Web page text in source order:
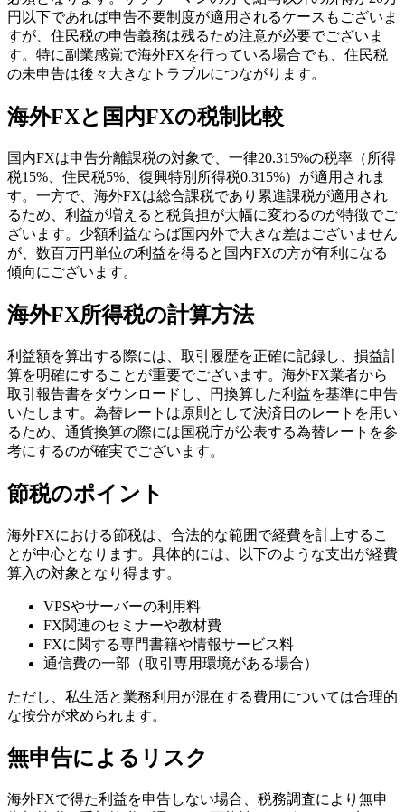
円以下であれば申告不要制度が適用されるケースもございま
すが、住民税の申告義務は残るため注意が必要でございま
す。特に副業感覚で海外FXを行っている場合でも、住民税
の未申告は後々大きなトラブルにつながります。
海外FXと国内FXの税制比較
国内FXは申告分離課税の対象で、一律20.315%の税率（所得
税15%、住民税5%、復興特別所得税0.315%）が適用されま
す。一方で、海外FXは総合課税であり累進課税が適用され
るため、利益が増えると税負担が大幅に変わるのが特徴でご
ざいます。少額利益ならば国内外で大きな差はございません
が、数百万円単位の利益を得ると国内FXの方が有利になる
傾向にございます。
海外FX所得税の計算方法
利益額を算出する際には、取引履歴を正確に記録し、損益計
算を明確にすることが重要でございます。海外FX業者から
取引報告書をダウンロードし、円換算した利益を基準に申告
いたします。為替レートは原則として決済日のレートを用い
るため、通貨換算の際には国税庁が公表する為替レートを参
考にするのが確実でございます。
節税のポイント
海外FXにおける節税は、合法的な範囲で経費を計上するこ
とが中心となります。具体的には、以下のような支出が経費
算入の対象となり得ます。
VPSやサーバーの利用料
FX関連のセミナーや教材費
FXに関する専門書籍や情報サービス料
通信費の一部（取引専用環境がある場合）
ただし、私生活と業務利用が混在する費用については合理的
な按分が求められます。
無申告によるリスク
海外FXで得た利益を申告しない場合、税務調査により無申